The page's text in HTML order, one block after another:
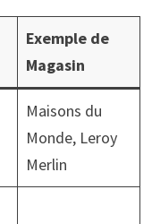
Exemple de
Magasin
Maisons du
Monde, Leroy
Merlin